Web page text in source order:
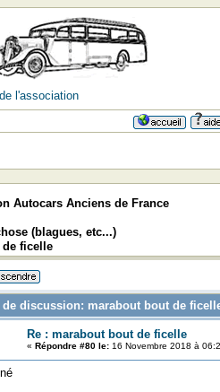
l'association
Autocars Anciens de France
(blagues, etc...)
ficelle
de discussion: marabout bout de
Re : marabout bout de ficelle
« Répondre #80 le:16 Novembre 2018 à